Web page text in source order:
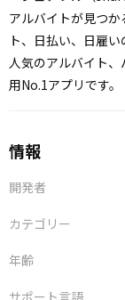
アルバイトが見つ
ト、日払い、日雇
人気のアルバイト
用No.1アプリです。
情報
開発者
カテゴリー
年齢
サポート言語